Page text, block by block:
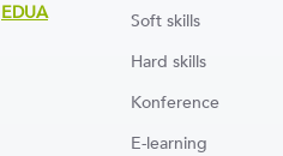
EDUA
Soft skills
Hard skills
Konference
E-learning